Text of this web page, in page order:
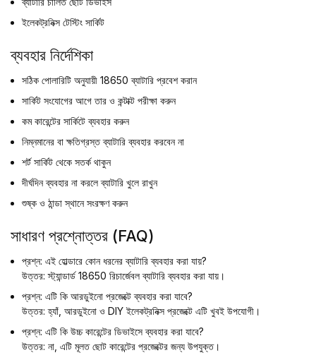
ইলেকট্রনিক্স টেস্টিং সার্কিট
ব্যবহার নির্দেশিকা
সঠিক পোলারিটি অনুযায়ী 18650 ব্যাটারি প্রবেশ করান
সার্কিট সংযোগের আগে তার ও কন্টাক্ট পরীক্ষা করুন
কম কারেন্টের সার্কিটে ব্যবহার করুন
নিম্নমানের বা ক্ষতিগ্রস্ত ব্যাটারি ব্যবহার করবেন না
শর্ট সার্কিট থেকে সতর্ক থাকুন
দীর্ঘদিন ব্যবহার না করলে ব্যাটারি খুলে রাখুন
শুষ্ক ও ঠান্ডা স্থানে সংরক্ষণ করুন
সাধারণ প্রশ্নোত্তর (FAQ)
প্রশ্ন: এই হোল্ডারে কোন ধরনের ব্যাটারি ব্যবহার করা যায়?
উত্তর: স্ট্যান্ডার্ড 18650 রিচার্জেবল ব্যাটারি ব্যবহার করা যায়।
প্রশ্ন: এটি কি আরডুইনো প্রজেক্টে ব্যবহার করা যাবে?
উত্তর: হ্যাঁ, আরডুইনো ও DIY ইলেকট্রনিক্স প্রজেক্টে এটি খুবই উপযোগী।
প্রশ্ন: এটি কি উচ্চ কারেন্টের ডিভাইসে ব্যবহার করা যাবে?
উত্তর: না, এটি মূলত ছোট কারেন্টের প্রজেক্টের জন্য উপযুক্ত।